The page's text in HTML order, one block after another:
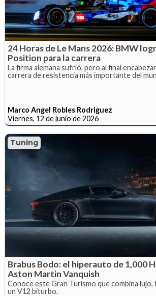
24 Horas de Le Mans 2026: BMW
Position para la carrera
La firma alemana sufrió, pero al final
carrera de resistencia más importante del
Marco Angel Robles Rodriguez
Viernes, 12 de junio de 2026
Tuning
Brabus Bodo: el hiperauto de 1,000
Aston Martin Vanquish
Conoce este Gran Turismo que combina lujo,
un V12 biturbo.